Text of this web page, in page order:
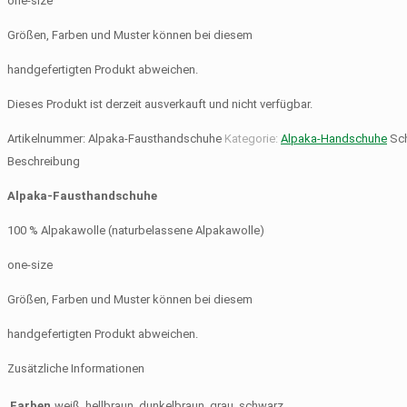
Größen, Farben und Muster können bei diesem
handgefertigten Produkt abweichen.
Dieses Produkt ist derzeit ausverkauft und nicht verfügbar.
Artikelnummer: Alpaka-Fausthandschuhe Kategorie: Alpaka-Handschuhe
Beschreibung
Alpaka-Fausthandschuhe
100 % Alpakawolle (naturbelassene Alpakawolle)
one-size
Größen, Farben und Muster können bei diesem
handgefertigten Produkt abweichen.
Zusätzliche Informationen